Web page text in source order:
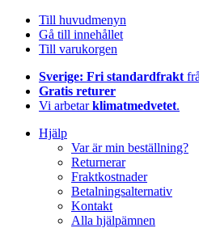
Till huvudmenyn
Gå till innehållet
Till varukorgen
Sverige: Fri standardfrakt
Gratis returer
Vi arbetarklimatmedvetet.
Hjälp
Var är min beställning?
Returnerar
Fraktkostnader
Betalningsalternativ
Kontakt
Alla hjälpämnen